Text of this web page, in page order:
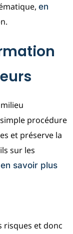
en
procédure
et préserve la
sur les
en savoir plus
risques et donc